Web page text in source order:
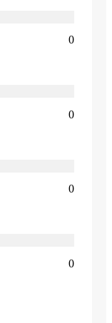
0
0
0
0